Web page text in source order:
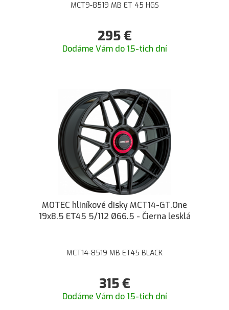
MCT9-8519 MB ET 45 HGS
295€
Dodáme Vám do 15-tich dní
MOTEC hliníkové disky MCT14-GT.One
19x8.5 ET45 5/112 Ø66.5 - Čierna lesklá
MCT14-8519 MB ET45 BLACK
315€
Dodáme Vám do 15-tich dní